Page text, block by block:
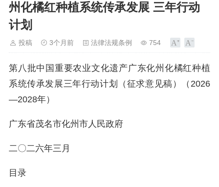
州化橘红种植系统传承发展 三年行动
计划
投稿 3个月前 法律法规条例 754
第八批中国重要农业文化遗产广东化州化橘红种植
系统传承发展三年行动计划（征求意见稿）（2026
—2028年）
广东省茂名市化州市人民政府
二〇二六年三月
目录